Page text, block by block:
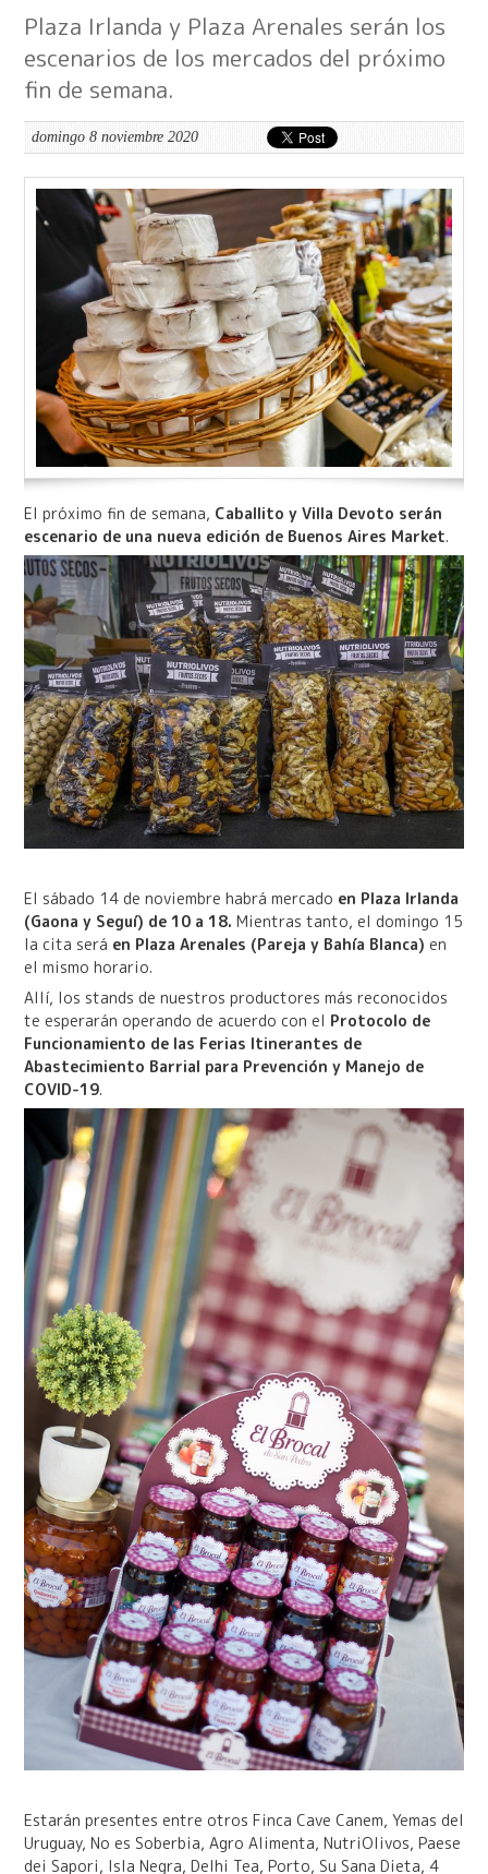
Plaza Irlanda y Plaza Arenales serán los
escenarios de los mercados del próximo
fin de semana.
domingo 8 noviembre 2020
El próximo fin de semana, Caballito y Villa Devoto serán
escenario de una nueva edición de Buenos Aires Market.
El sábado 14 de noviembre habrá mercado en Plaza Irlanda
(Gaona y Seguí) de 10 a 18. Mientras tanto, el domingo 15
la cita será en Plaza Arenales (Pareja y Bahía Blanca) en
el mismo horario.
Allí, los stands de nuestros productores más reconocidos
te esperarán operando de acuerdo con el Protocolo de
Funcionamiento de las Ferias Itinerantes de
Abastecimiento Barrial para Prevención y Manejo de
COVID-19.
Estarán presentes entre otros Finca Cave Canem, Yemas del
Uruguay, No es Soberbia, Agro Alimenta, NutriOlivos, Paese
dei Sapori, Isla Negra, Delhi Tea, Porto, Su Sana Dieta, 4